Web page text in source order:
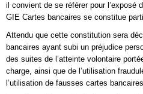
il convient de se référer pour l’exposé
GIE Cartes bancaires se constitue
Attendu que cette constitution sera
bancaires ayant subi un préjudice
des suites de l’atteinte volontaire
charge, ainsi que de l’utilisation
l’utilisation de fausses cartes